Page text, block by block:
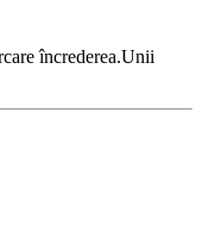
încrederea.Unii